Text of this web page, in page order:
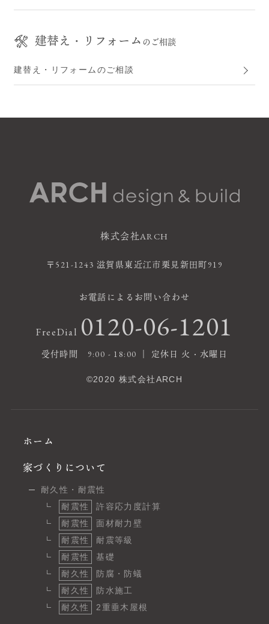
建替え・リフォーム のご相談
建替え・リフォームのご相談
株式会社ARCH
〒521-1243 滋賀県東近江市栗見新田町919
お電話によるお問い合わせ
FreeDial 0120-06-1201
受付時間 9:00 - 18:00 ｜ 定休日 火・水曜日
©2020 株式会社ARCH
ホーム
家づくりについて
耐久性・耐震性
耐震性
許容応力度計算
耐震性
面材耐力壁
耐震性
耐震等級
耐震性
基礎
耐久性
防腐・防蟻
耐久性
防水施工
耐久性
2重垂木屋根